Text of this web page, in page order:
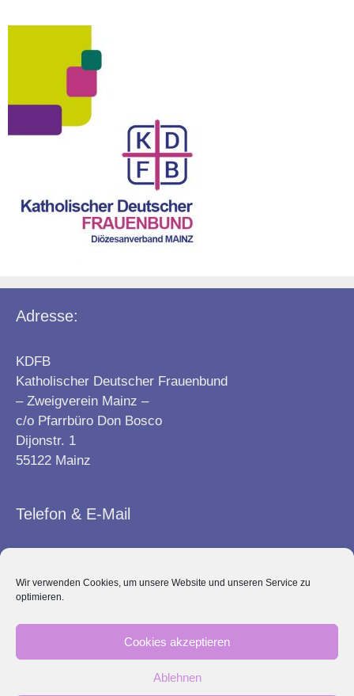
Wir verwenden Cookies, um unsere Website und unseren Service zu
optimieren.
Cookies akzeptieren
Ablehnen
Adresse:
KDFB
Katholischer Deutscher Frauenbund
– Zweigverein Mainz –
c/o Pfarrbüro Don Bosco
Dijonstr. 1
55122 Mainz
Telefon & E-Mail
E-Mail:info@frauenbund-mainz.de